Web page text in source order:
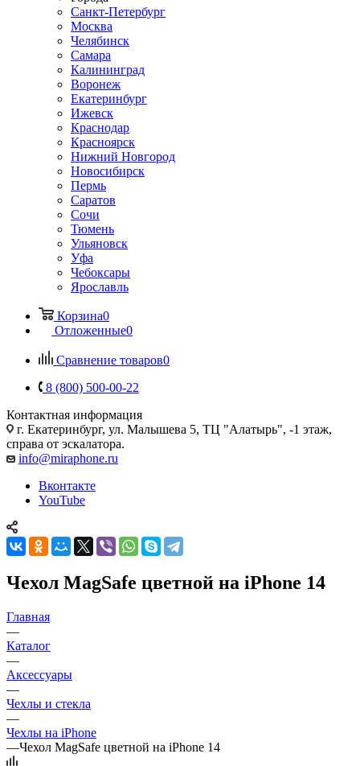
Санкт-Петербург
Москва
Челябинск
Самара
Калининград
Воронеж
Екатеринбург
Ижевск
Краснодар
Красноярск
Нижний Новгород
Новосибирск
Пермь
Саратов
Сочи
Тюмень
Ульяновск
Уфа
Чебоксары
Ярославль
Корзина0
Отложенные0
Сравнение товаров0
8 (800) 500-00-22
Контактная информация
г. Екатеринбург, ул. Малышева 5, ТЦ "Алатырь", -1 этаж,
справа от эскалатора.
info@miraphone.ru
Вконтакте
YouTube
Чехол MagSafe цветной на iPhone 14
Главная
—
Каталог
—
Аксессуары
—
Чехлы и стекла
—
Чехлы на iPhone
—Чехол MagSafe цветной на iPhone 14